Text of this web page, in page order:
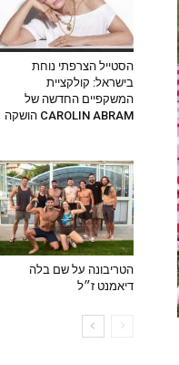
הסטייל הצרפתי נוחת
בישראל: קולקציית
המשקפיים החדשה של
CAROLIN ABRAM הושקה
הטריבונה על שם בלה
דיאמנט ז״ל